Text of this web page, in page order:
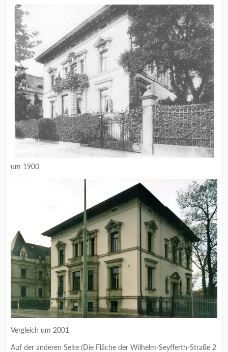
um 1900
Vergleich um 2001
Auf der anderen Seite (Die Fläche der Wilhelm-Seyfferth-Straße 2